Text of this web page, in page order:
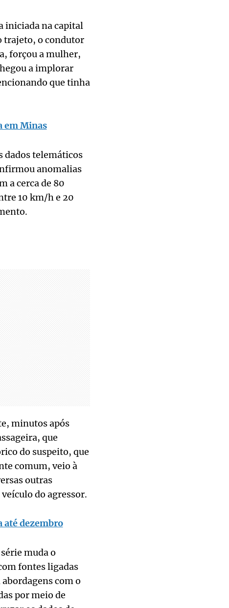
iniciada na capital
trajeto, o condutor
forçou a mulher,
a implorar
que tinha
em Minas
dados telemáticos
anomalias
a cerca de 80
10 km/h e 20
minutos após
que
do suspeito, que
comum, veio à
outras
do agressor.
até dezembro
muda o
fontes ligadas
com o
por meio de